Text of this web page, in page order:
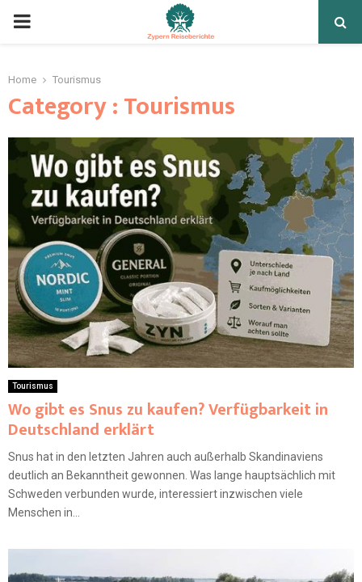
Home Tourismus
Category : Tourismus
Tourismus
Wo gibt es Snus zu kaufen? Verfügbarkeit in
Deutschland erklärt
Snus hat in den letzten Jahren auch außerhalb Skandinaviens
deutlich an Bekanntheit gewonnen. Was lange hauptsächlich mit
Schweden verbunden wurde, interessiert inzwischen viele
Menschen in...